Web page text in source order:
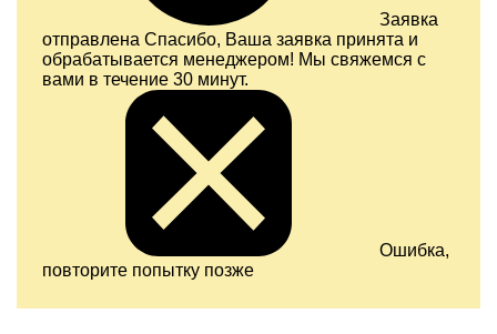
Заявка
отправлена Спасибо, Ваша заявка принята и
обрабатывается менеджером! Мы свяжемся с
вами в течение 30 минут.
Ошибка,
повторите попытку позже